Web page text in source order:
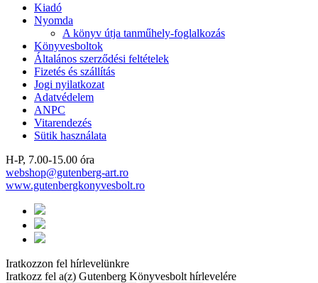
Kiadó
Nyomda
A könyv útja tanműhely-foglalkozás
Könyvesboltok
Általános szerződési feltételek
Fizetés és szállítás
Jogi nyilatkozat
Adatvédelem
ANPC
Vitarendezés
Sütik használata
H-P, 7.00-15.00 óra
webshop@gutenberg-art.ro
www.gutenbergkonyvesbolt.ro
Iratkozzon fel hírlevelünkre
Iratkozz fel a(z) Gutenberg Könyvesbolt hírlevelére